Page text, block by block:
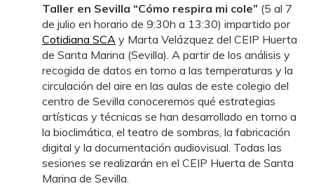
Taller en Sevilla “Cómo respira mi cole” (5 al 7
de julio en horario de 9:30h a 13:30) impartido por
Cotidiana SCA y Marta Velázquez del CEIP Huerta
de Santa Marina (Sevilla). A partir de los análisis y
recogida de datos en torno a las temperaturas y la
circulación del aire en las aulas de este colegio del
centro de Sevilla conoceremos qué estrategias
artísticas y técnicas se han desarrollado en torno a
la bioclimática, el teatro de sombras, la fabricación
digital y la documentación audiovisual. Todas las
sesiones se realizarán en el CEIP Huerta de Santa
Marina de Sevilla.